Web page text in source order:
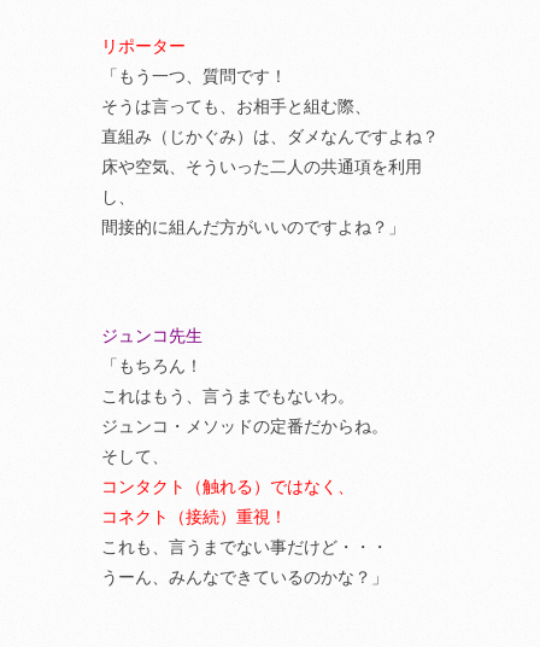
リポーター
「もう一つ、質問です！
そうは言っても、お相手と組む際、
直組み（じかぐみ）は、ダメなんですよね？
床や空気、そういった二人の共通項を利用
し、
間接的に組んだ方がいいのですよね？」
ジュンコ先生
「もちろん！
これはもう、言うまでもないわ。
ジュンコ・メソッドの定番だからね。
そして、
コンタクト（触れる）ではなく、
コネクト（接続）重視！
これも、言うまでない事だけど・・・
うーん、みんなできているのかな？」